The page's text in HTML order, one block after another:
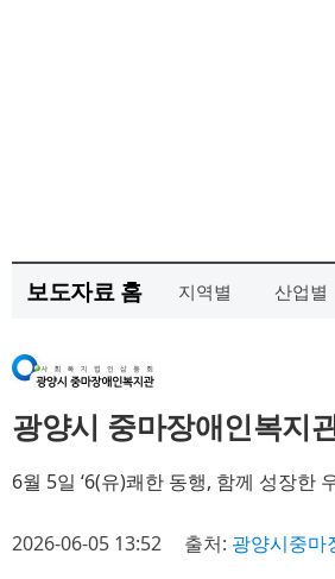
보도자료 홈 지역별 산업별
광양시 중마장애인복지
6월 5일 ‘6(유)쾌한 동행, 함께 성장한
2026-06-05 13:52 출처: 광양시중마